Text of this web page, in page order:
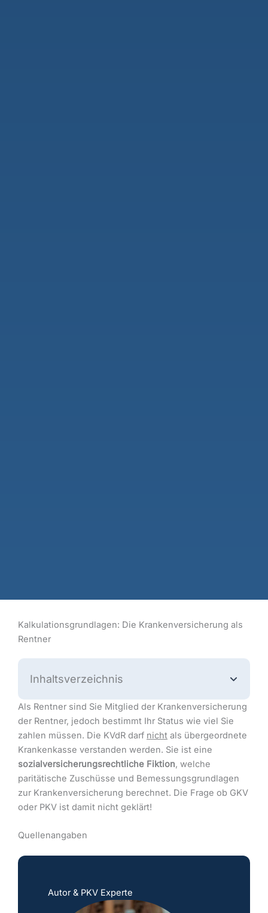
Kalkulationsgrundlagen: Die Krankenversicherung als
Rentner
Inhaltsverzeichnis
Als Rentner sind Sie Mitglied der Krankenversicherung
der Rentner, jedoch bestimmt Ihr Status wie viel Sie
zahlen müssen. Die KVdR darf nicht als übergeordnete
Krankenkasse verstanden werden. Sie ist eine
sozialversicherungsrechtliche Fiktion, welche
paritätische Zuschüsse und Bemessungsgrundlagen
zur Krankenversicherung berechnet. Die Frage ob GKV
oder PKV ist damit nicht geklärt!
Quellenangaben
Autor & PKV Experte